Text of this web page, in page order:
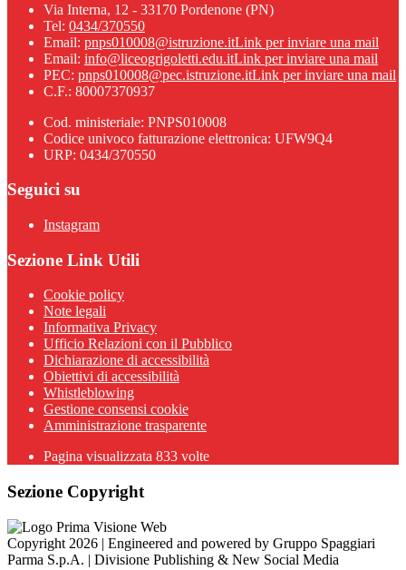
Via Interna, 12 - 33170 Pordenone (PN)
Tel: 0434/370550
Email: pnps010008@istruzione.itLink per inviare una mail
Email: info@liceogrigoletti.edu.itLink per inviare una mail
PEC: pnps010008@pec.istruzione.itLink per inviare una mail
C.F.: 80007370937
Cod. ministeriale: PNPS010008
Codice univoco fatturazione elettronica: UFW9Q4
URP: 0434/370550
Seguici su
Instagram
Sezione Link Utili
Cookie policy
Note legali
Informativa Privacy
Ufficio Relazioni con il Pubblico
Dichiarazione di accessibilità
Obiettivi di accessibilità
Whistleblowing
Gestione consensi cookie
Amministrazione trasparente
Pagina visualizzata 833 volte
Sezione Copyright
Copyright 2026 | Engineered and powered by Gruppo Spaggiari
Parma S.p.A. | Divisione Publishing & New Social Media